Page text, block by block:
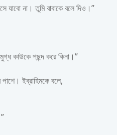
না। তুমি বাবাকে বলে দিও।”
কাউকে পছন্দ করে কিনা।”
ইব্রাহিমকে বলে,